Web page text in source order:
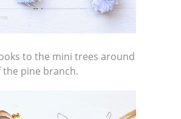
to the mini trees around
pine branch.